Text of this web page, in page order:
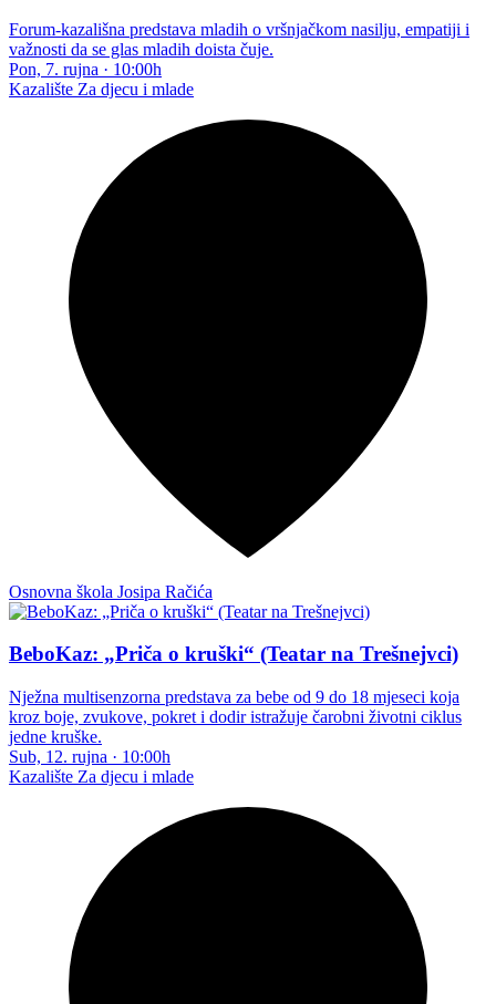
Forum-kazališna predstava mladih o vršnjačkom nasilju, empatiji i
važnosti da se glas mladih doista čuje.
Pon, 7. rujna · 10:00h
Kazalište Za djecu i mlade
Osnovna škola Josipa Račića
BeboKaz: „Priča o kruški“ (Teatar na Trešnejvci)
Nježna multisenzorna predstava za bebe od 9 do 18 mjeseci koja
kroz boje, zvukove, pokret i dodir istražuje čarobni životni ciklus
jedne kruške.
Sub, 12. rujna · 10:00h
Kazalište Za djecu i mlade